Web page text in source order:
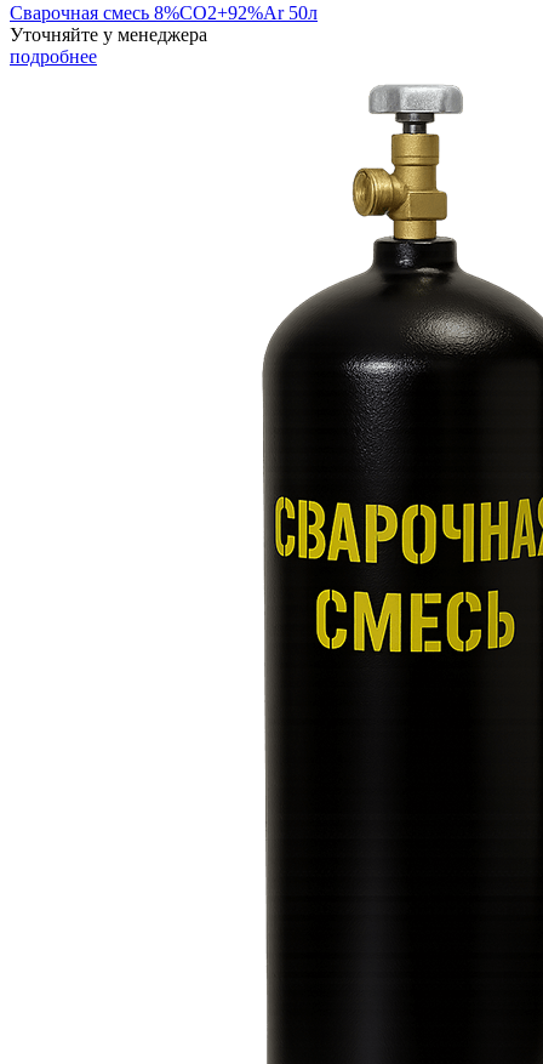
Сварочная смесь 8%СО2+92%Ar 50л
Уточняйте у менеджера
подробнее